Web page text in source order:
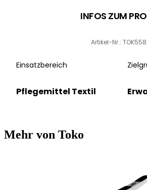
INFOS ZUM
Artikel-Nr.:
Einsatzbereich
Pflegemittel Textil
Mehr von Toko